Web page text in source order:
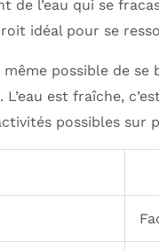
de l’eau qui se
idéal pour se
possible de se
est fraîche,
possibles sur